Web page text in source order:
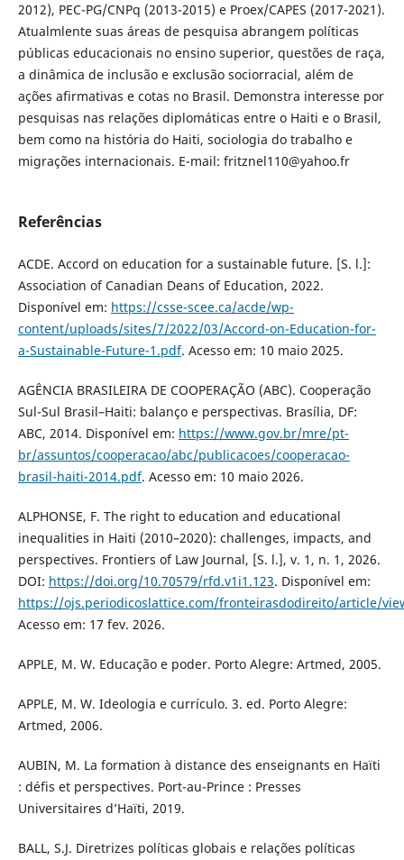
2012), PEC-PG/CNPq (2013-2015) e Proex/CAPES (2017-2021).
Atualmlente suas áreas de pesquisa abrangem políticas
públicas educacionais no ensino superior, questões de raça,
a dinâmica de inclusão e exclusão sociorracial, além de
ações afirmativas e cotas no Brasil. Demonstra interesse por
pesquisas nas relações diplomáticas entre o Haiti e o Brasil,
bem como na história do Haiti, sociologia do trabalho e
migrações internacionais. E-mail: fritznel110@yahoo.fr
Referências
ACDE. Accord on education for a sustainable future. [S. l.]:
Association of Canadian Deans of Education, 2022.
Disponível em: https://csse-scee.ca/acde/wp-
content/uploads/sites/7/2022/03/Accord-on-Education-for-
a-Sustainable-Future-1.pdf. Acesso em: 10 maio 2025.
AGÊNCIA BRASILEIRA DE COOPERAÇÃO (ABC). Cooperação
Sul-Sul Brasil–Haiti: balanço e perspectivas. Brasília, DF:
ABC, 2014. Disponível em: https://www.gov.br/mre/pt-
br/assuntos/cooperacao/abc/publicacoes/cooperacao-
brasil-haiti-2014.pdf. Acesso em: 10 maio 2026.
ALPHONSE, F. The right to education and educational
inequalities in Haiti (2010–2020): challenges, impacts, and
perspectives. Frontiers of Law Journal, [S. l.], v. 1, n. 1, 2026.
DOI: https://doi.org/10.70579/rfd.v1i1.123. Disponível em:
https://ojs.periodicoslattice.com/fronteirasdodireito/article/
Acesso em: 17 fev. 2026.
APPLE, M. W. Educação e poder. Porto Alegre: Artmed, 2005.
APPLE, M. W. Ideologia e currículo. 3. ed. Porto Alegre:
Artmed, 2006.
AUBIN, M. La formation à distance des enseignants en Haïti
: défis et perspectives. Port-au-Prince : Presses
Universitaires d’Haïti, 2019.
BALL, S.J. Diretrizes políticas globais e relações políticas